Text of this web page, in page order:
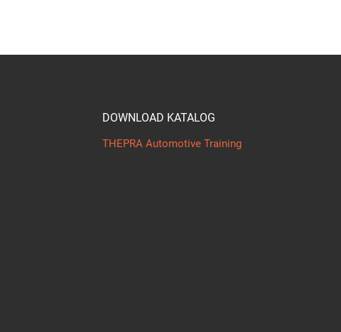
DOWNLOAD KATALOG
THEPRA Automotive Training